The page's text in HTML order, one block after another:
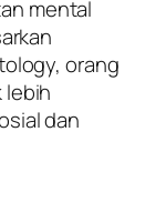
mental
orang
lebih
dan